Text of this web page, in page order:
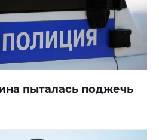
пыталась поджечь